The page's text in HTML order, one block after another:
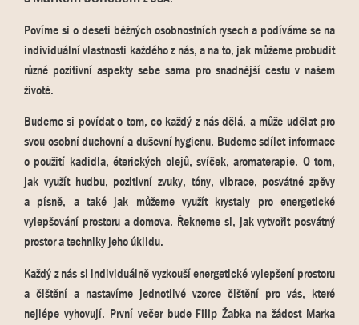
Povíme si o deseti běžných osobnostních rysech a podíváme se na
individuální vlastnosti každého z nás, a na to, jak můžeme probudit
různé pozitivní aspekty sebe sama pro snadnější cestu v našem
životě.
Budeme si povídat o tom, co každý z nás dělá, a může udělat pro
svou osobní duchovní a duševní hygienu. Budeme sdílet informace
o použití kadidla, éterických olejů, svíček, aromaterapie. O tom,
jak využít hudbu, pozitivní zvuky, tóny, vibrace, posvátné zpěvy
a písně, a také jak můžeme využít krystaly pro energetické
vylepšování prostoru a domova. Řekneme si, jak vytvořit posvátný
prostor a techniky jeho úklidu.
Každý z nás si individuálně vyzkouší energetické vylepšení prostoru
a čištění a nastavíme jednotlivé vzorce čištění pro vás, které
nejlépe vyhovují. První večer budeFilip Žabka na žádost Marka